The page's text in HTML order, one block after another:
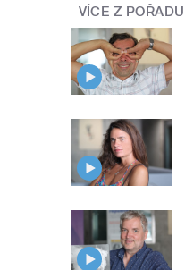
VÍCE Z POŘADU